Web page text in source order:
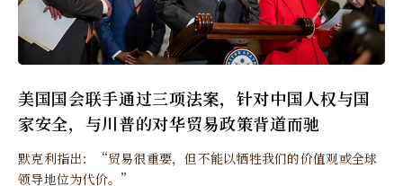
美国国会联手通过三项法案，针对中国人权与国
家安全，与川普的对华贸易政策背道而驰
默克利指出：“贸易很重要，但不能以牺牲我们的价值观或全球
领导地位为代价。”